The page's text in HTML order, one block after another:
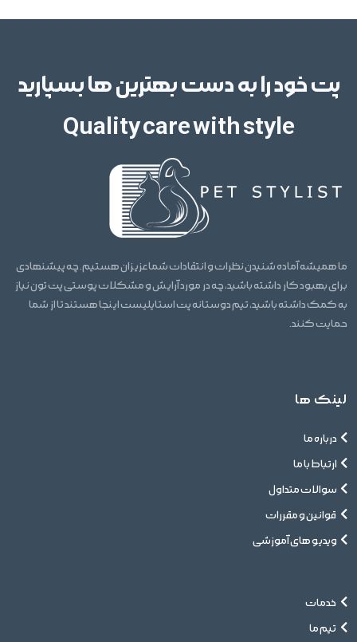
پت خود را به دست بهترین ها بسپارید
Quality care with style
ما همیشه آماده شنیدن نظرات و انتقادات شما عزیزان هستیم. چه پیشنهادی
برای بهبود کار داشته باشید، چه در مورد آرایش و مشکلات پوستی پت تون نیاز
به کمک داشته باشید، تیم دوستانه پت استایلیست اینجا هستند تا از شما
حمایت کنند.
لینک ها
درباره ما
ارتباط با ما
سوالات متداول
قوانین و مقررات
ویدیو های آموزشی
خدمات
تیم ما